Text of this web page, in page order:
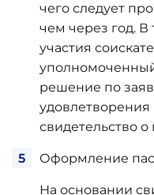
чего следует
чем через год. В
участия
решение по
удовлетворения
свидетельство о
Оформление
На основании